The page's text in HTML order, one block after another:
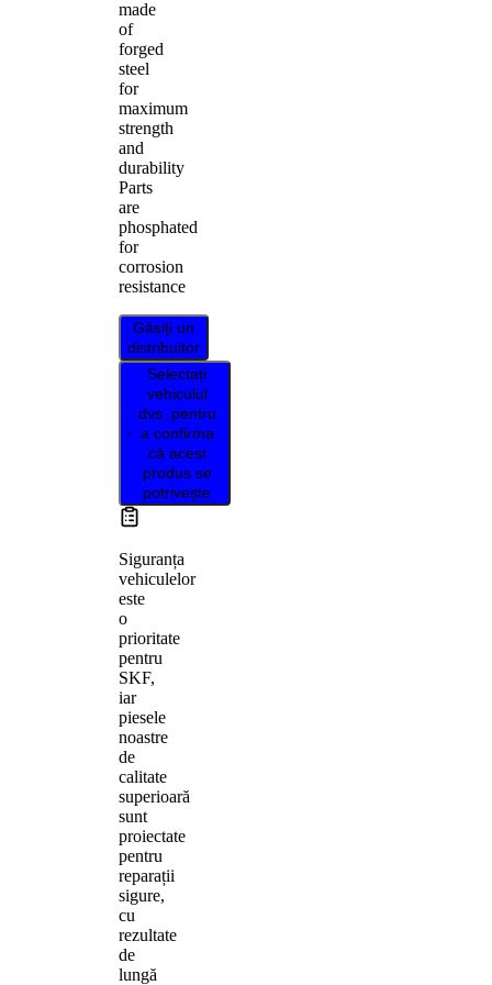
made
of
forged
steel
for
maximum
strength
and
durability
Parts
are
phosphated
for
corrosion
resistance
Găsiți un
distribuitor
Selectați
vehiculul
dvs. pentru
a confirma
că acest
produs se
potrivește
Siguranța
vehiculelor
este
o
prioritate
pentru
SKF,
iar
piesele
noastre
de
calitate
superioară
sunt
proiectate
pentru
reparații
sigure,
cu
rezultate
de
lungă